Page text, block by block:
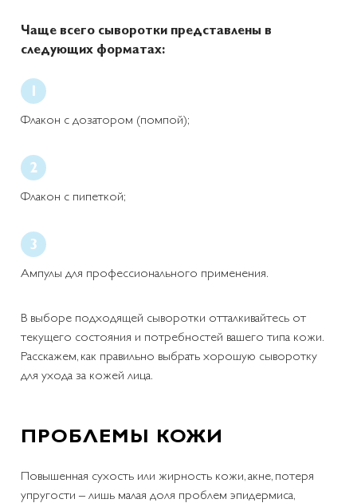
Чаще всего сыворотки представлены в
следующих форматах:
Флакон с дозатором (помпой);
Флакон с пипеткой;
Ампулы для профессионального применения.
В выборе подходящей сыворотки отталкивайтесь от
текущего состояния и потребностей вашего типа кожи.
Расскажем, как правильно выбрать хорошую сыворотку
для ухода за кожей лица.
ПРОБЛЕМЫ КОЖИ
Повышенная сухость или жирность кожи, акне, потеря
упругости – лишь малая доля проблем эпидермиса,